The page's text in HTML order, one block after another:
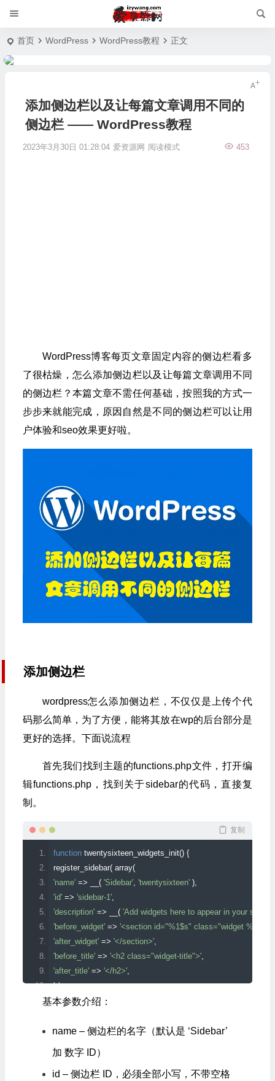
首页 WordPress WordPress教程 正文
添加侧边栏以及让每篇文章调用不同的
侧边栏 —— WordPress教程
2023年3月30日 01:28:04 爱资源网 453
阅读模式
WordPress博客每页文章固定内容的侧边栏看多
了很枯燥，怎么添加侧边栏以及让每篇文章调用不同
的侧边栏？本篇文章不需任何基础，按照我的方式一
步步来就能完成，原因自然是不同的侧边栏可以让用
户体验和seo效果更好啦。
添加侧边栏
wordpress怎么添加侧边栏，不仅仅是上传个代
码那么简单，为了方便，能将其放在wp的后台部分是
更好的选择。下面说流程
首先我们找到主题的functions.php文件，打开编
辑functions.php，找到关于sidebar的代码，直接复
制。
复制
function twentysixteen_widgets_init() {
register_sidebar( array(
'name' => ( 'Sidebar', 'twentysixteen' ),
'id' => 'sidebar-1',
'description' => ( 'Add widgets here to appear in your
'before_widget' => '<section id="%1$s" class="widget %2$s">'
'after_widget' => '</section>',
'before_title' => '<h2 class="widget-title">',
'after_title' => '</h2>',
) );
}
基本参数介绍：
name – 侧边栏的名字（默认是 ‘Sidebar’
加 数字 ID）
id – 侧边栏 ID，必须全部小写，不带空格